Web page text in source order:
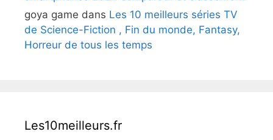
goya game dans Les 10 meilleurs séries TV
de Science-Fiction , Fin du monde, Fantasy,
Horreur de tous les temps
Les10meilleurs.fr